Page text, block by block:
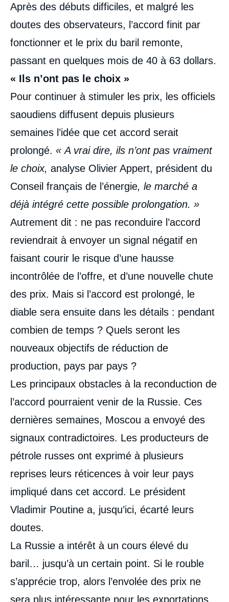
Après des débuts difficiles, et malgré les
doutes des observateurs, l’accord finit par
fonctionner et le prix du baril remonte,
passant en quelques mois de 40 à 63 dollars.
« Ils n’ont pas le choix »
Pour continuer à stimuler les prix, les officiels
saoudiens diffusent depuis plusieurs
semaines l’idée que cet accord serait
prolongé. « A vrai dire, ils n’ont pas vraiment
le choix, analyse Olivier Appert, président du
Conseil français de l’énergie, le marché a
déjà intégré cette possible prolongation. »
Autrement dit : ne pas reconduire l’accord
reviendrait à envoyer un signal négatif en
faisant courir le risque d’une hausse
incontrôlée de l’offre, et d’une nouvelle chute
des prix. Mais si l’accord est prolongé, le
diable sera ensuite dans les détails : pendant
combien de temps ? Quels seront les
nouveaux objectifs de réduction de
production, pays par pays ?
Les principaux obstacles à la reconduction de
l’accord pourraient venir de la Russie. Ces
dernières semaines, Moscou a envoyé des
signaux contradictoires. Les producteurs de
pétrole russes ont exprimé à plusieurs
reprises leurs réticences à voir leur pays
impliqué dans cet accord. Le président
Vladimir Poutine a, jusqu’ici, écarté leurs
doutes.
La Russie a intérêt à un cours élevé du
baril… jusqu’à un certain point. Si le rouble
s’apprécie trop, alors l’envolée des prix ne
sera plus intéressante pour les exportations.